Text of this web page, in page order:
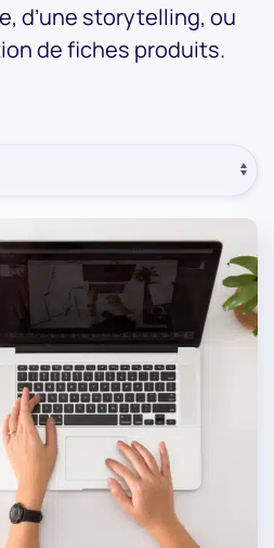
d’une storytelling, ou
de fiches produits.